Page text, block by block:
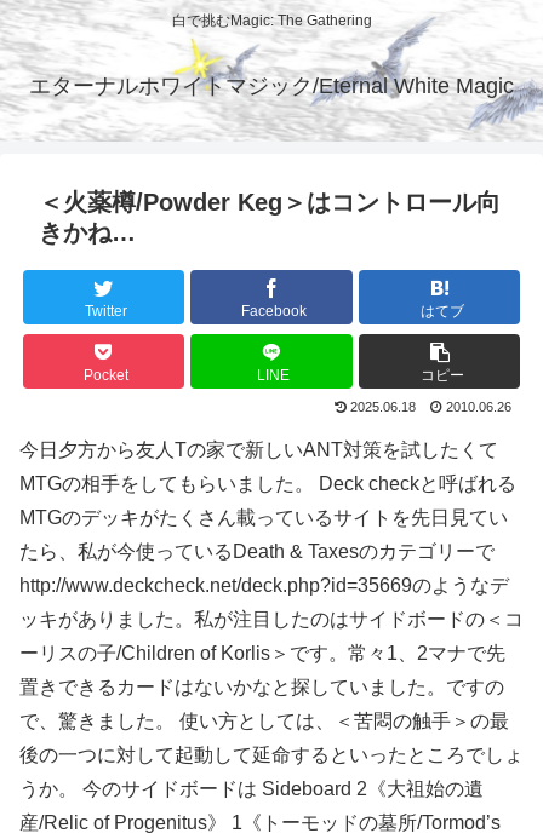
白で挑むMagic: The Gathering
エターナルホワイトマジック/Eternal White Magic
＜火薬樽/Powder Keg＞はコントロール向
きかね…
Twitter Facebook はてブ
Pocket LINE コピー
2025.06.18 2010.06.26
今日夕方から友人Tの家で新しいANT対策を試したくて
MTGの相手をしてもらいました。 Deck checkと呼ばれる
MTGのデッキがたくさん載っているサイトを先日見てい
たら、私が今使っているDeath & Taxesのカテゴリーで
http://www.deckcheck.net/deck.php?id=35669のようなデ
ッキがありました。私が注目したのはサイドボードの＜コ
ーリスの子/Children of Korlis＞です。常々1、2マナで先
置きできるカードはないかなと探していました。ですの
で、驚きました。 使い方としては、＜苦悶の触手＞の最
後の一つに対して起動して延命するといったところでしょ
うか。 今のサイドボードは Sideboard 2《大祖始の遺
産/Relic of Progenitus》 1《トーモッドの墓所/Tormod’s